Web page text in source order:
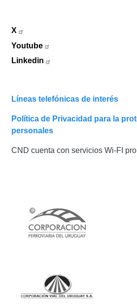
X
Youtube
Linkedin
Líneas telefónicas de interés
Política de Privacidad para la
personales
CND cuenta con servicios Wi-FI